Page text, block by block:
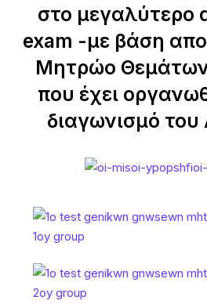
στο μεγαλύτερο
exam -με βάση
Μητρώο
που έχει
διαγωνισμό